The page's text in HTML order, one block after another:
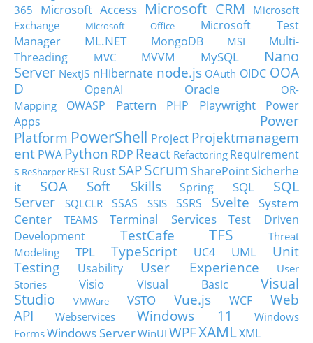
365
Microsoft Access Microsoft CRM
Microsoft
Exchange
Microsoft Office
Microsoft Test
Manager
ML.NET MongoDB MSI
Multi-
Threading
MVC MVVM MySQL
Nano
Server NextJS nHibernate node.js OAuth OIDC OOA
D
OpenAI Oracle
OR-
Mapping
OWASP Pattern PHP Playwright
Power
Apps
Power
Platform PowerShell Project Projektmanagem
ent PWA Python RDP React Refactoring Requirement
s ReSharper RESTRust SAPScrum SharePointSicherhe
it
SOA Soft Skills Spring SQL
SQL
Server
SQLCLR SSAS SSIS SSRS Svelte
System
Center
TEAMS Terminal Services
Test Driven
Development
TestCafe TFS
Threat
Modeling
TPL TypeScript UC4 UML
Unit
Testing
Usability User Experience
User
Stories
Visio Visual Basic
Visual
Studio
VMWare VSTO Vue.js WCF
Web
API
Webservices Windows 11
Windows
FormsWindows ServerWinUI WPFXAMLXML